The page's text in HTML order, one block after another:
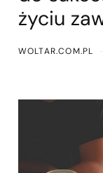
życiu
WOLTAR.COM.PL